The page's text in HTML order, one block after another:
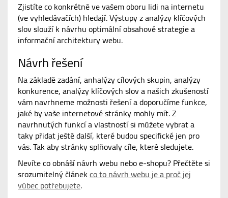
Zjistíte co konkrétně ve vašem oboru lidi na internetu
(ve vyhledávačích) hledají. Výstupy z analýzy klíčových
slov slouží k návrhu optimální obsahové strategie a
informační architektury webu.
Návrh řešení
Na základě zadání, anhalýzy cílových skupin, analýzy
konkurence, analýzy klíčových slov a našich zkušeností
vám navrhneme možnosti řešení a doporučíme funkce,
jaké by vaše internetové stránky mohly mít. Z
navrhnutých funkcí a vlastností si můžete vybrat a
taky přidat ještě další, které budou specifické jen pro
vás. Tak aby stránky splňovaly cíle, které sledujete.
Nevíte co obnáší návrh webu nebo e-shopu? Přečtěte si
srozumitelný článekco to návrh webu je a proč jej
vůbec potřebujete.